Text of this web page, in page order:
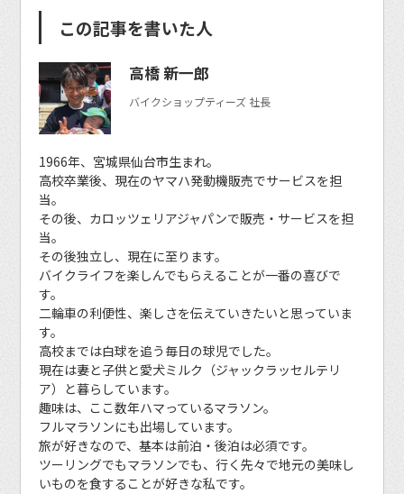
この記事を書いた人
高橋 新一郎
バイクショップティーズ 社長
1966年、宮城県仙台市生まれ。
高校卒業後、現在のヤマハ発動機販売でサービスを担
当。
その後、カロッツェリアジャパンで販売・サービスを担
当。
その後独立し、現在に至ります。
バイクライフを楽しんでもらえることが一番の喜びで
す。
二輪車の利便性、楽しさを伝えていきたいと思っていま
す。
高校までは白球を追う毎日の球児でした。
現在は妻と子供と愛犬ミルク（ジャックラッセルテリ
ア）と暮らしています。
趣味は、ここ数年ハマっているマラソン。
フルマラソンにも出場しています。
旅が好きなので、基本は前泊・後泊は必須です。
ツーリングでもマラソンでも、行く先々で地元の美味し
いものを食することが好きな私です。